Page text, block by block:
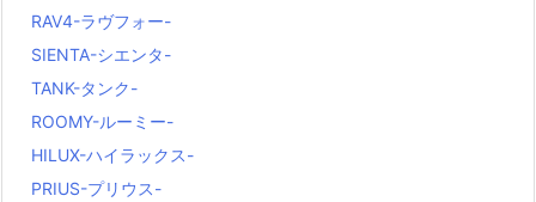
RAV4-ラヴフォー-
SIENTA-シエンタ-
TANK-タンク-
ROOMY-ルーミー-
HILUX-ハイラックス-
PRIUS-プリウス-